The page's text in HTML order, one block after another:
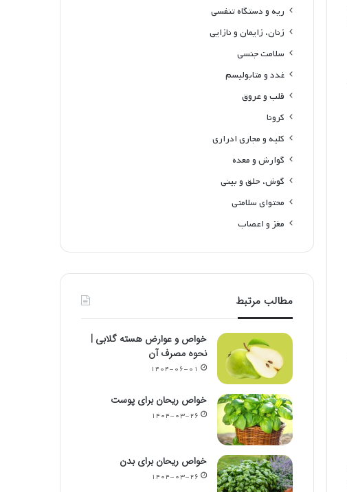
ریه و دستگاه تنفسی
زنان، زایمان و نازایی
سلامت جنسی
غدد و متابولیسم
قلب و عروق
کرونا
کلیه و مجاری ادراری
گوارش و معده
گوش، حلق و بینی
محتوای سلامتی
مغز و اعصاب
مطالب مرتبط
خواص و عوارض هسته گلابی |
نحوه مصرف آن
۱۴۰۴-۰۶-۰۱
خواص ریحان برای پوست
۱۴۰۴-۰۳-۲۶
خواص ریحان برای بدن
۱۴۰۴-۰۳-۲۶